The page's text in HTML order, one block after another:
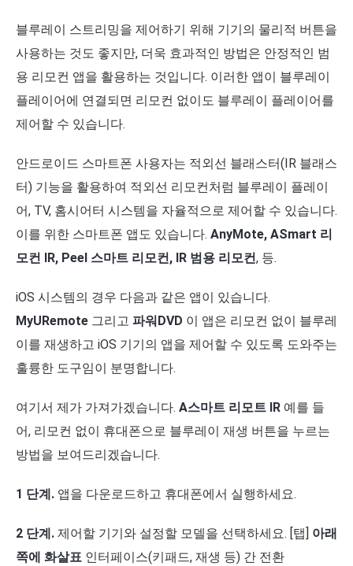
블루레이 스트리밍을 제어하기 위해 기기의 물리적 버튼을
사용하는 것도 좋지만, 더욱 효과적인 방법은 안정적인 범
용 리모컨 앱을 활용하는 것입니다. 이러한 앱이 블루레이
플레이어에 연결되면 리모컨 없이도 블루레이 플레이어를
제어할 수 있습니다.
안드로이드 스마트폰 사용자는 적외선 블래스터(IR 블래스
터) 기능을 활용하여 적외선 리모컨처럼 블루레이 플레이
어, TV, 홈시어터 시스템을 자율적으로 제어할 수 있습니다.
이를 위한 스마트폰 앱도 있습니다. AnyMote, ASmart 리
모컨 IR, Peel 스마트 리모컨, IR 범용 리모컨, 등.
iOS 시스템의 경우 다음과 같은 앱이 있습니다.
MyURemote 그리고 파워DVD 이 앱은 리모컨 없이 블루레
이를 재생하고 iOS 기기의 앱을 제어할 수 있도록 도와주는
훌륭한 도구임이 분명합니다.
여기서 제가 가져가겠습니다. A스마트 리모트 IR 예를 들
어, 리모컨 없이 휴대폰으로 블루레이 재생 버튼을 누르는
방법을 보여드리겠습니다.
1 단계. 앱을 다운로드하고 휴대폰에서 실행하세요.
2 단계. 제어할 기기와 설정할 모델을 선택하세요. [탭] 아래
쪽에 화살표 인터페이스(키패드, 재생 등) 간 전환